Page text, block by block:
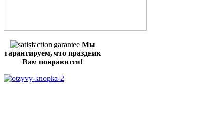
Мы
гарантируем, что праздник
Вам понравится!